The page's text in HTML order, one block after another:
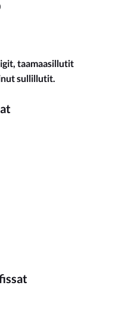
taamaasillutit
sullillutit.